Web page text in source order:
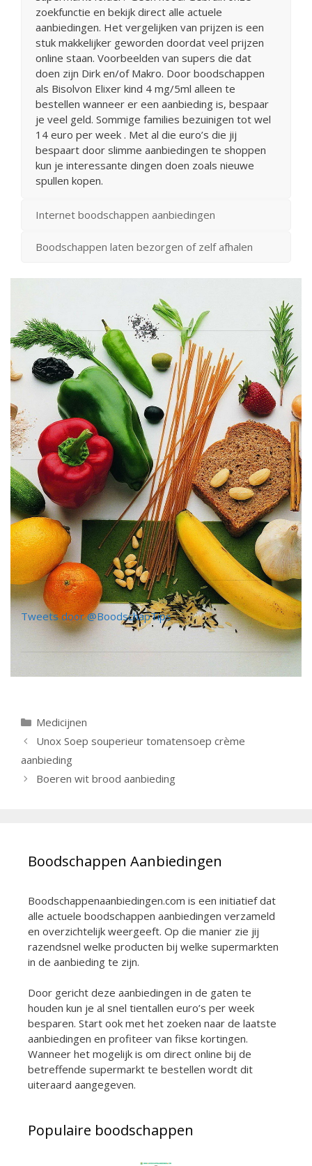
zoekfunctie en bekijk direct alle actuele
aanbiedingen. Het vergelijken van prijzen is een
stuk makkelijker geworden doordat veel prijzen
online staan. Voorbeelden van supers die dat
doen zijn Dirk en/of Makro. Door boodschappen
als Bisolvon Elixer kind 4 mg/5ml alleen te
bestellen wanneer er een aanbieding is, bespaar
je veel geld. Sommige families bezuinigen tot wel
14 euro per week . Met al die euro’s die jij
bespaart door slimme aanbiedingen te shoppen
kun je interessante dingen doen zoals nieuwe
spullen kopen.
Internet boodschappen aanbiedingen
Boodschappen laten bezorgen of zelf afhalen
Tweets door @BoodschapTips
Categorieën
Medicijnen
Berichtnavigatie
Unox Soep souperieur tomatensoep crème
aanbieding
Boeren wit brood aanbieding
Boodschappen Aanbiedingen
Boodschappenaanbiedingen.com is een initiatief dat
alle actuele boodschappen aanbiedingen verzameld
en overzichtelijk weergeeft. Op die manier zie jij
razendsnel welke producten bij welke supermarkten
in de aanbieding te zijn.
Door gericht deze aanbiedingen in de gaten te
houden kun je al snel tientallen euro’s per week
besparen. Start ook met het zoeken naar de laatste
aanbiedingen en profiteer van fikse kortingen.
Wanneer het mogelijk is om direct online bij de
betreffende supermarkt te bestellen wordt dit
uiteraard aangegeven.
Populaire boodschappen